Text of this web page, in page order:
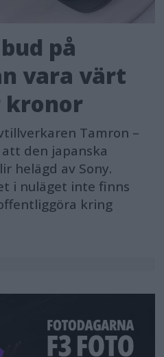
på
vara värt
kronor
Tamron –
den japanska
helägd av Sony.
i nuläget inte finns
kring